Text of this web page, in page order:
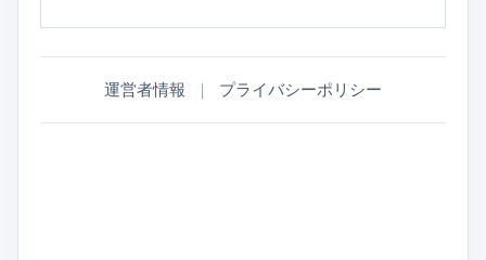
運営者情報 ｜ プライバシーポリシー